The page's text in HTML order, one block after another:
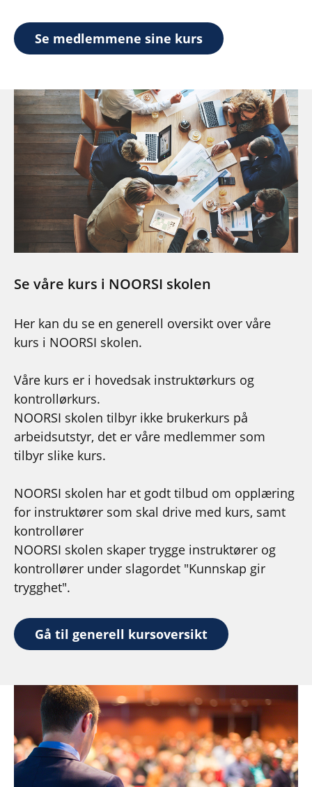
Se medlemmene sine kurs
Se våre kurs i NOORSI skolen
Her kan du se en generell oversikt over våre
kurs i NOORSI skolen.
Våre kurs er i hovedsak instruktørkurs og
kontrollørkurs.
NOORSI skolen tilbyr ikke brukerkurs på
arbeidsutstyr, det er våre medlemmer som
tilbyr slike kurs.
NOORSI skolen har et godt tilbud om opplæring
for instruktører som skal drive med kurs, samt
kontrollører
NOORSI skolen skaper trygge instruktører og
kontrollører under slagordet "Kunnskap gir
trygghet".
Gå til generell kursoversikt